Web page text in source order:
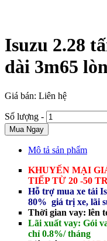
Isuzu 2.28
dài 3m65
Giá bán: Liên hệ
Số lượng -
Mua Ngay
Mô tả sản phẩm
KHUYẾN MẠI
TIẾP TỪ 20 -50
Hỗ trợ mua xe tải
80% giá trị xe, lãi
Thời gian vay: lên
Lãi xuất vay: Gói
chỉ 0.8%/ tháng